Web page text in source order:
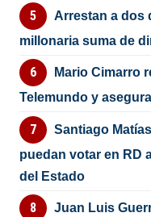
Arrestan a dos
millonaria suma de
Mario Cimarro
Telemundo y
Santiago
puedan votar en RD
del Estado
Juan Luis